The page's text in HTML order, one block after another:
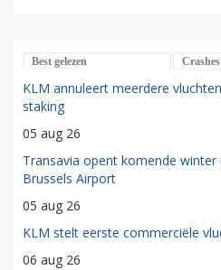
Best gelezen Crashes
KLM annuleert meerdere
staking
05 aug 26
Transavia opent komende
Brussels Airport
05 aug 26
KLM stelt eerste commerciële
06 aug 26